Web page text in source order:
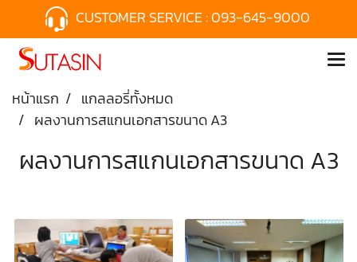
CUSTOMER SERVICE :093-645-9000
หน้าแรก
แกลลอรี่ทั้งหมด
ผลงานการสแกนเอกสารขนาด A3
ผลงานการสแกนเอกสารขนาด A3